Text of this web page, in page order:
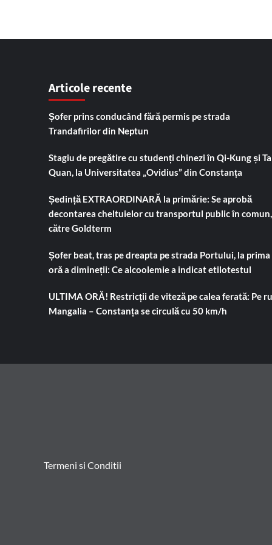
Articole recente
Șofer prins conducând fără permis pe strada
Trandafirilor din Neptun
Stagiu de pregătire cu studenți chinezi în Qi-Kung și
Quan, la Universitatea „Ovidius” din Constanța
Ședință EXTRAORDINARĂ la primărie: Se aprobă
decontarea cheltuielor cu transportul public în comun,
către Goldterm
Șofer beat, tras pe dreapta pe strada Portului, la prima
oră a dimineții: Ce alcoolemie a indicat etilotestul
ULTIMA ORĂ! Restricții de viteză pe calea ferată: Pe
Mangalia – Constanța se circulă cu 50 km/h
Termeni si Conditii